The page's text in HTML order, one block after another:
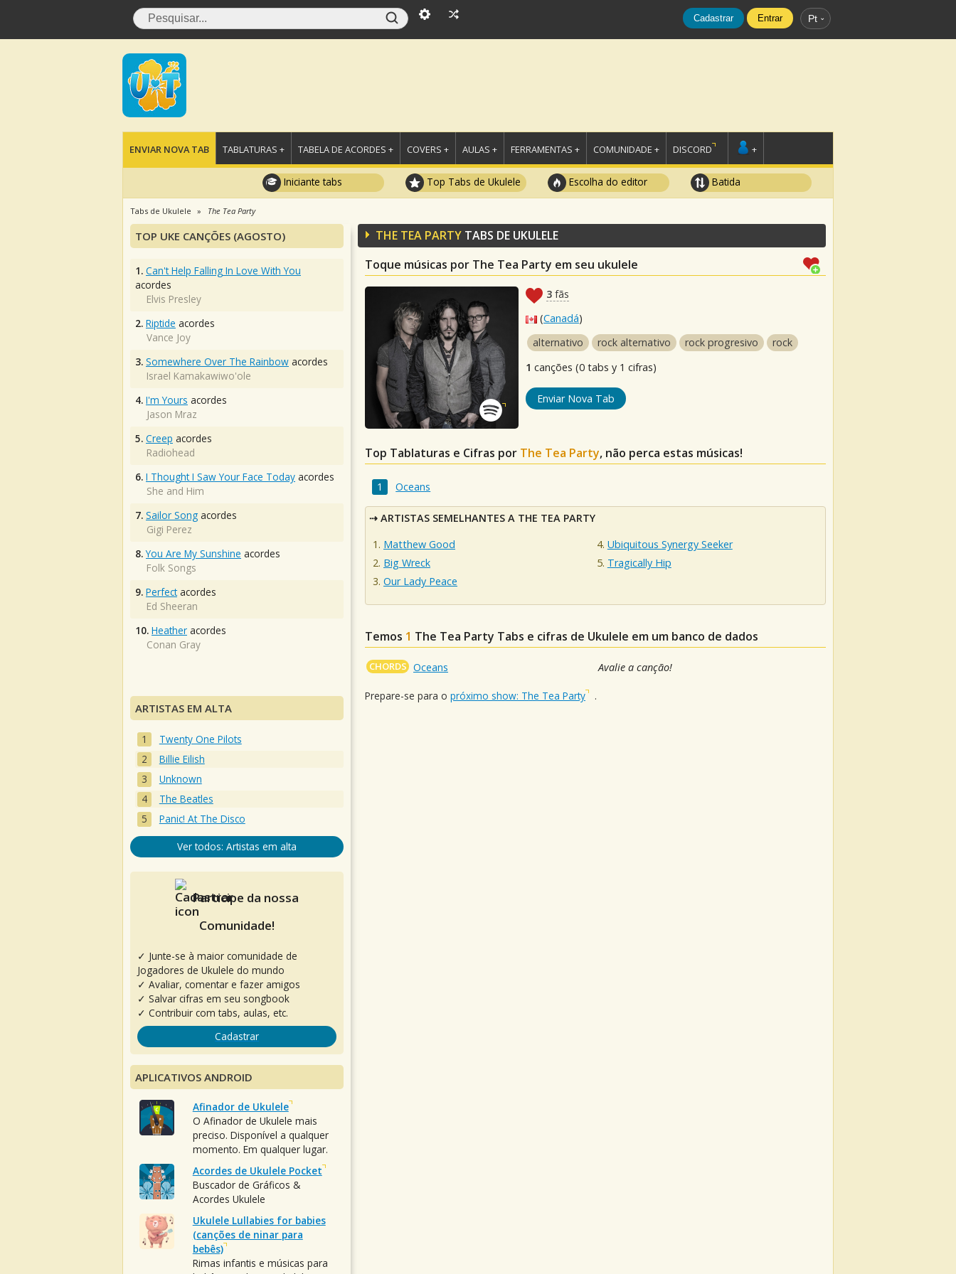
Cadastrar Entrar Pt
ENVIAR NOVA TAB TABLATURAS + TABELA DE ACORDES + COVERS + AULAS + FERRAMENTAS + COMUNIDADE + DISCORD +
Iniciante tabs Top Tabs de Ukulele Escolha do editor Batida
Tabs de Ukulele The Tea Party
THE TEA PARTY TABS DE UKULELE
Toque músicas por The Tea Party em seu ukulele
3 fãs
(Canadá)
alternativo
rock alternativo rock progresivo
rock
1 canções (0 tabs y 1 cifras)
Enviar Nova Tab
Top Tablaturas e Cifras por The Tea Party, não perca estas músicas!
Oceans
ARTISTAS SEMELHANTES A THE TEA PARTY
Matthew Good
Big Wreck
Our Lady Peace
Ubiquitous Synergy Seeker
Tragically Hip
Temos 1 The Tea Party Tabs e cifras de Ukulele em um banco de dados
CHORDS Oceans Avalie a canção!
Prepare-se para o próximo show: The Tea Party .
TOP UKE CANÇÕES (AGOSTO)
1. Can't Help Falling In Love With You
acordes
Elvis Presley
2. Riptide acordes
Vance Joy
3. Somewhere Over The Rainbow acordes
Israel Kamakawiwo'ole
4. I'm Yours acordes
Jason Mraz
5. Creep acordes
Radiohead
6. I Thought I Saw Your Face Today acordes
She and Him
7. Sailor Song acordes
Gigi Perez
8. You Are My Sunshine acordes
Folk Songs
9. Perfectacordes
Ed Sheeran
10. Heather acordes
Conan Gray
ARTISTAS EM ALTA
Twenty One Pilots
Billie Eilish
Unknown
The Beatles
Panic! At The Disco
Ver todos: Artistas em alta
Participe da nossa
Comunidade!
✓ Junte-se à maior comunidade de
Jogadores de Ukulele do mundo
✓ Avaliar, comentar e fazer amigos
✓ Salvar cifras em seu songbook
✓ Contribuir com tabs, aulas, etc.
Cadastrar
APLICATIVOS ANDROID
Afinador de Ukulele
O Afinador de Ukulele mais
preciso. Disponível a qualquer
momento. Em qualquer lugar.
Acordes de Ukulele Pocket
Buscador de Gráficos &
Acordes Ukulele
Ukulele Lullabies for babies
(canções de ninar para
bebês)
Rimas infantis e músicas para